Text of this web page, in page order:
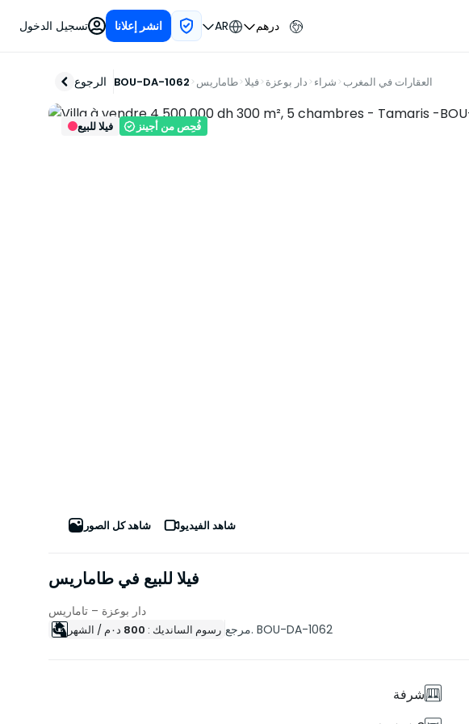
درهم AR انشر إعلانا تسجيل الدخول
الرجوع العقارات في المغرب شراء دار بوعزة فيلا طاماريس BOU-DA-1062
شاهد كل الصور شاهد الفيديو
فيلا للبيع فُحِص من أجينز
فيلا للبيع في طاماريس
دار بوعزة – تاماريس
رسوم السانديك : 800 د٠م / الشهر مرجع. BOU-DA-1062
شرفة